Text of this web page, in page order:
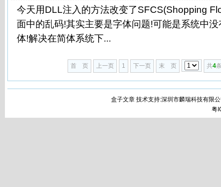
今天用DLL注入的方法改变了SFCS(Shopping
面中的乱码!其实主要是字体问题!可能是系统中
体!解决在简体系统下...
首 页 上一页 1 下一页 末 页 共4
盒子文章 技术支持:深圳市麟瑞科技有限
粤